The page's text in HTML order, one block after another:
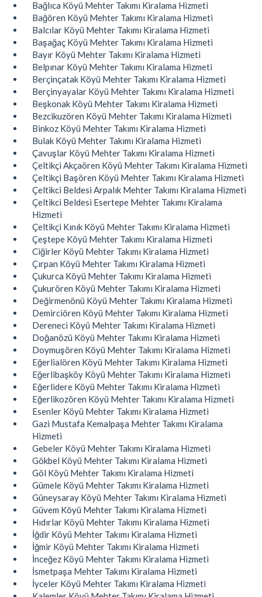
Bağlıca Köyü Mehter Takımı Kiralama Hizmeti
Bağören Köyü Mehter Takımı Kiralama Hizmeti
Balcılar Köyü Mehter Takımı Kiralama Hizmeti
Başağaç Köyü Mehter Takımı Kiralama Hizmeti
Bayır Köyü Mehter Takımı Kiralama Hizmeti
Belpınar Köyü Mehter Takımı Kiralama Hizmeti
Berçinçatak Köyü Mehter Takımı Kiralama Hizmeti
Berçinyayalar Köyü Mehter Takımı Kiralama Hizmeti
Beşkonak Köyü Mehter Takımı Kiralama Hizmeti
Bezcikuzören Köyü Mehter Takımı Kiralama Hizmeti
Binkoz Köyü Mehter Takımı Kiralama Hizmeti
Bulak Köyü Mehter Takımı Kiralama Hizmeti
Çavuşlar Köyü Mehter Takımı Kiralama Hizmeti
Çeltikçi Akçaören Köyü Mehter Takımı Kiralama Hizmeti
Çeltikçi Başören Köyü Mehter Takımı Kiralama Hizmeti
Çeltikci Beldesi Arpalık Mehter Takımı Kiralama Hizmeti
Çeltikci Beldesi Esertepe Mehter Takımı Kiralama
Hizmeti
Çeltikçi Kınık Köyü Mehter Takımı Kiralama Hizmeti
Çeştepe Köyü Mehter Takımı Kiralama Hizmeti
Ciğirler Köyü Mehter Takımı Kiralama Hizmeti
Çırpan Köyü Mehter Takımı Kiralama Hizmeti
Çukurca Köyü Mehter Takımı Kiralama Hizmeti
Çukurören Köyü Mehter Takımı Kiralama Hizmeti
Değirmenönü Köyü Mehter Takımı Kiralama Hizmeti
Demirciören Köyü Mehter Takımı Kiralama Hizmeti
Dereneci Köyü Mehter Takımı Kiralama Hizmeti
Doğanözü Köyü Mehter Takımı Kiralama Hizmeti
Doymuşören Köyü Mehter Takımı Kiralama Hizmeti
Eğerlialören Köyü Mehter Takımı Kiralama Hizmeti
Eğerlibaşköy Köyü Mehter Takımı Kiralama Hizmeti
Eğerlidere Köyü Mehter Takımı Kiralama Hizmeti
Eğerlikozören Köyü Mehter Takımı Kiralama Hizmeti
Esenler Köyü Mehter Takımı Kiralama Hizmeti
Gazi Mustafa Kemalpaşa Mehter Takımı Kiralama
Hizmeti
Gebeler Köyü Mehter Takımı Kiralama Hizmeti
Gökbel Köyü Mehter Takımı Kiralama Hizmeti
Göl Köyü Mehter Takımı Kiralama Hizmeti
Gümele Köyü Mehter Takımı Kiralama Hizmeti
Güneysaray Köyü Mehter Takımı Kiralama Hizmeti
Güvem Köyü Mehter Takımı Kiralama Hizmeti
Hıdırlar Köyü Mehter Takımı Kiralama Hizmeti
İğdir Köyü Mehter Takımı Kiralama Hizmeti
İğmir Köyü Mehter Takımı Kiralama Hizmeti
İnceğez Köyü Mehter Takımı Kiralama Hizmeti
İsmetpaşa Mehter Takımı Kiralama Hizmeti
İyceler Köyü Mehter Takımı Kiralama Hizmeti